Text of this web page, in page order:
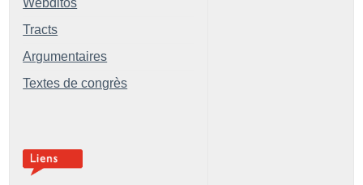
Webditos
Tracts
Argumentaires
Textes de congrès